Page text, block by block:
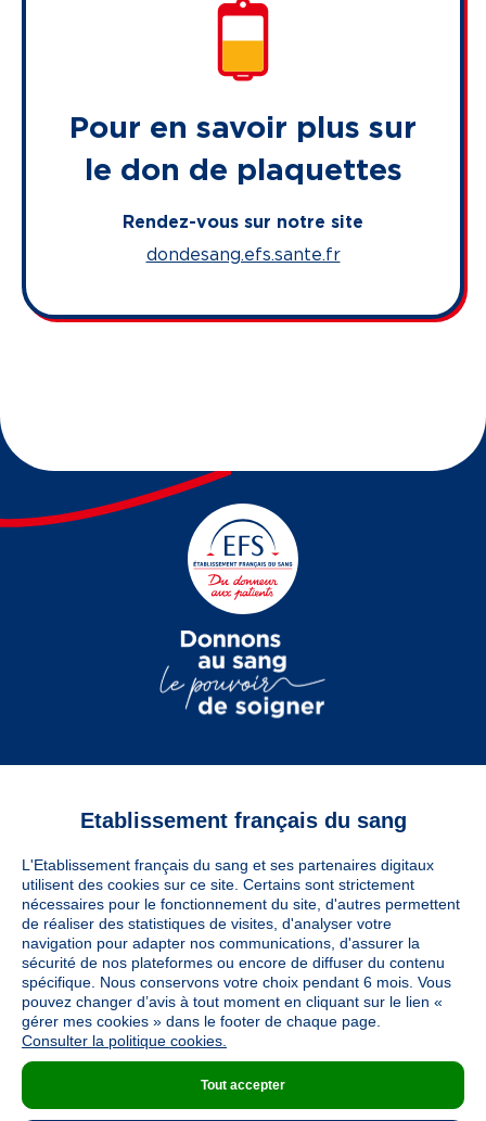
Pour en savoir plus sur
le don de plaquettes
Rendez-vous sur notre site
dondesang.efs.sante.fr
Vous êtes
Informations légales
Utiles
À découvrir
Nous suivre
Etablissement français du sang
L'Etablissement français du sang et ses partenaires digitaux
utilisent des cookies sur ce site. Certains sont strictement
nécessaires pour le fonctionnement du site, d'autres permettent
de réaliser des statistiques de visites, d'analyser votre
navigation pour adapter nos communications, d'assurer la
sécurité de nos plateformes ou encore de diffuser du contenu
spécifique. Nous conservons votre choix pendant 6 mois. Vous
pouvez changer d’avis à tout moment en cliquant sur le lien «
gérer mes cookies » dans le footer de chaque page.
Consulter la politique cookies.
Tout accepter